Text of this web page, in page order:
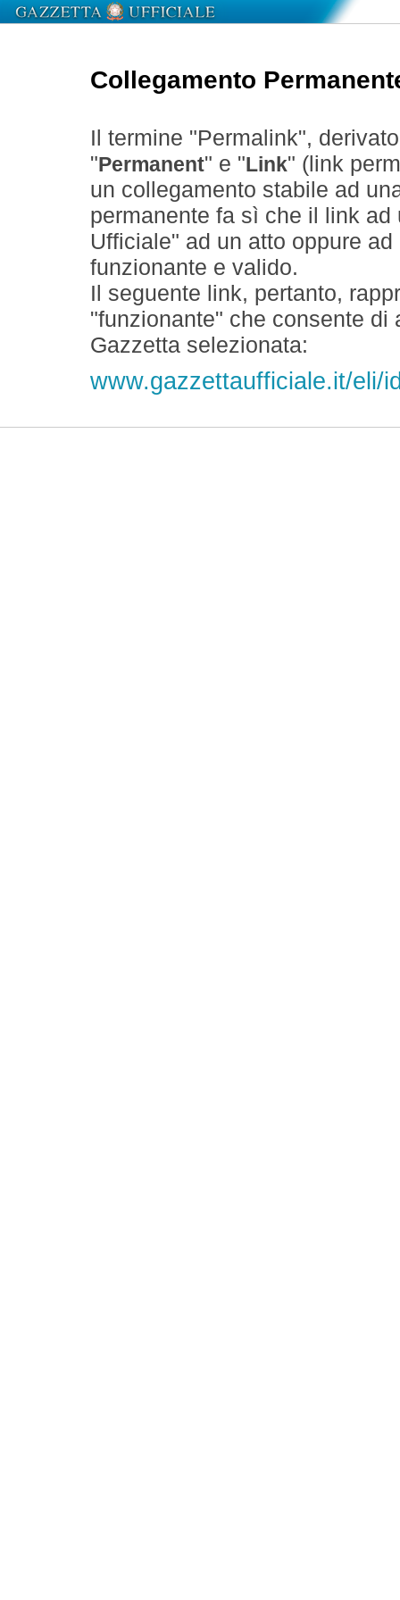
Collegamento
Il termine "Permalink",
" Permanent" e " Link" (link
un collegamento stabile ad
permanente fa sì che il link
Ufficiale" ad un atto oppure
funzionante e valido.
Il seguente link, pertanto,
"funzionante" che consente
Gazzetta selezionata:
www.gazzettaufficiale.it/eli/